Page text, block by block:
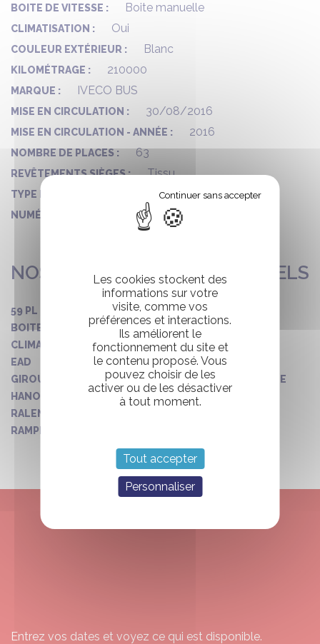
BOITE DE VITESSE : Boite manuelle
CLIMATISATION : Oui
COULEUR EXTÉRIEUR : Blanc
KILOMÉTRAGE : 210000
MARQUE : IVECO BUS
MISE EN CIRCULATION : 30/08/2016
MISE EN CIRCULATION - ANNÉE : 2016
NOMBRE DE PLACES : 63
REVÊTEMENTS SIÈGES : Tissu
TYPE D'AUTOCAR : SCOLAIRE
NUMÉRO DE VO :
NOS ÉQUIPEMENTS OPTIONNELS
59 PL + 4 ASSISES RELEVABLES
BOITE MANUELLE
CLIMATISATION
EAD
GIROUETTES AVANT LATERAL ET ARRIERE DE MARQUE
HANOVER
RALENTISSEUR ELECTRIQUE
RAMPE ELECTRIQUE
Entrez vos dates et voyez ce qui est disponible.
Les cookies stockent des
informations sur votre
visite, comme vos
préférences et interactions.
Ils améliorent le
fonctionnement du site et
le contenu proposé. Vous
pouvez choisir de les
activer ou de les désactiver
à tout moment.
Tout accepter
Personnaliser